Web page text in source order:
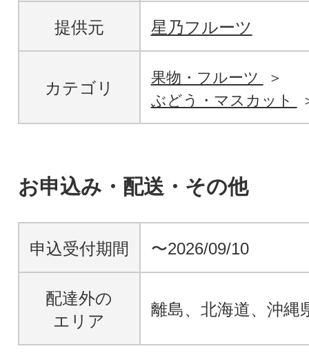
提供元 星乃フルーツ
カテゴリ
果物・フルーツ
ぶどう・マスカット
お申込み・配送・その他
申込受付期間 〜2026/09/10
配達外の
エリア
離島、北海道、沖縄